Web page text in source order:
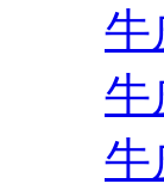
牛
牛
牛